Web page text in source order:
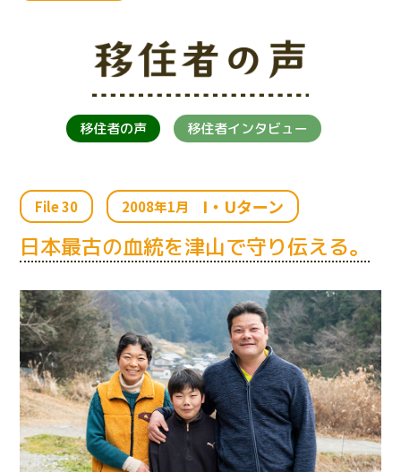
移住者の声 移住者インタビュー
File 30 2008年1月 I・Uターン
日本最古の血統を津山で守り伝える。